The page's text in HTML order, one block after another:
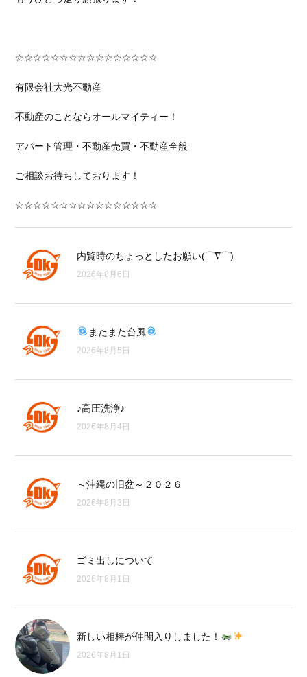
☆☆☆☆☆☆☆☆☆☆☆☆☆☆☆☆
有限会社大光不動産
不動産のことならオールマイティー！
アパート管理・不動産売買・不動産全般
ご相談お待ちしております！
☆☆☆☆☆☆☆☆☆☆☆☆☆☆☆☆
内覧時のちょっとしたお願い(⌒∇⌒)
2026年8月6日
またまた台風
2026年8月5日
♪高圧洗浄♪
2026年8月4日
～沖縄の旧盆～２０２６
2026年8月3日
ゴミ出しについて
2026年8月1日
新しい相棒が仲間入りしました！
2026年8月1日